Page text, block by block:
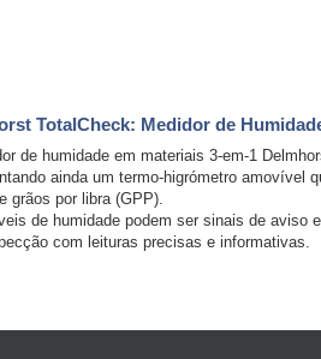
TotalCheck: Medidor de
de humidade em materiais 3-em-1
ainda um termo-higrómetro amovível
grãos por libra (GPP).
de humidade podem ser sinais de aviso
com leituras precisas e informativas.